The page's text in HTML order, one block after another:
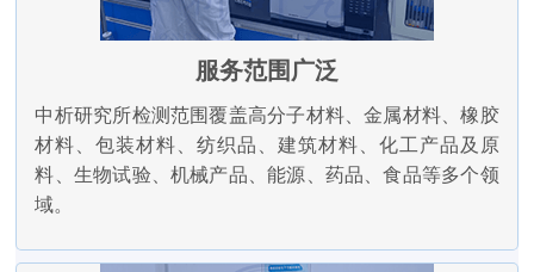
服务范围广泛
中析研究所检测范围覆盖高分子材料、金属材料、橡胶
材料、包装材料、纺织品、建筑材料、化工产品及原
料、生物试验、机械产品、能源、药品、食品等多个领
域。